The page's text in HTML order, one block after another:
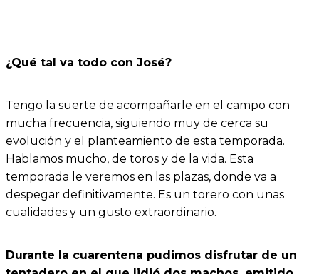
¿Qué tal va todo con José?
Tengo la suerte de acompañarle en el campo con
mucha frecuencia, siguiendo muy de cerca su
evolución y el planteamiento de esta temporada.
Hablamos mucho, de toros y de la vida. Esta
temporada le veremos en las plazas, donde va a
despegar definitivamente. Es un torero con unas
cualidades y un gusto extraordinario.
Durante la cuarentena pudimos disfrutar de un